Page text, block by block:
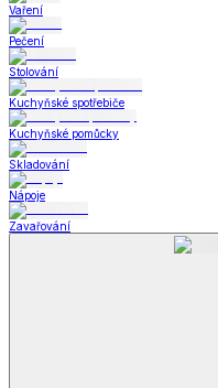
Vaření
Pečení
Stolování
Kuchyňské spotřebiče
Kuchyňské pomůcky
Skladování
Nápoje
Zavařování